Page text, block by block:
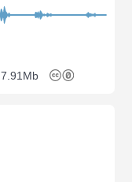
7.91Mb